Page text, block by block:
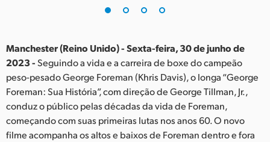
Italy
Japan
Korea
Mexico
Manchester (Reino Unido) - Sexta-feira, 30 de junho de
2023 -Seguindo a vida e a carreira de boxe do campeão
peso-pesado George Foreman (Khris Davis), o longa “George
Foreman: Sua História”, com direção de George Tillman, Jr.,
conduz o público pelas décadas da vida de Foreman,
começando com suas primeiras lutas nos anos 60. O novo
filme acompanha os altos e baixos de Foreman dentro e fora